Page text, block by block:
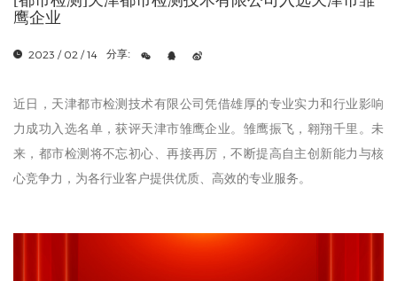
鹰企业
2023 / 02 / 14 分享:
近日，天津都市检测技术有限公司凭借雄厚的专业实力和行业影响
力成功入选名单，获评天津市雏鹰企业。雏鹰振飞，翱翔千里。未
来，都市检测将不忘初心、再接再厉，不断提高自主创新能力与核
心竞争力，为各行业客户提供优质、高效的专业服务。